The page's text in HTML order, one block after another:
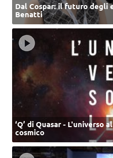
Dal Cospar: il futuro degli
Benatti
‘Q’ di Quasar -
cosmico